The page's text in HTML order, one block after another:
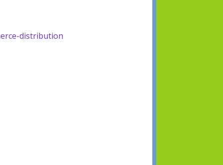
distribution